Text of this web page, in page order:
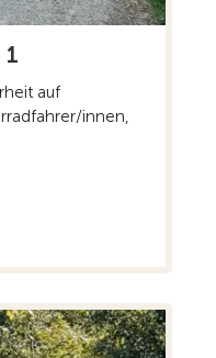
auf
innen,